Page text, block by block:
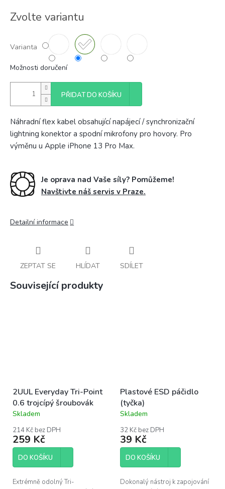
cena:
Zvolte variantu
Varianta
Možnosti doručení
PŘIDAT DO KOŠÍKU
Náhradní flex kabel obsahující napájecí / synchronizační
lightning konektor a spodní mikrofony pro hovory. Pro
výměnu u Apple iPhone 13 Pro Max.
Je oprava nad Vaše síly? Pomůžeme!
Navštivte náš servis v Praze.
Detailní informace
ZEPTAT SE HLÍDAT SDÍLET
Související produkty
2UUL Everyday Tri-Point
0.6 trojcípý šroubovák
Průměrné
produktu
je
5,0
hvězdiček.
Skladem
214 Kč bez DPH
259 Kč
DO KOŠÍKU
Extrémně odolný Tri-
Plastové ESD páčidlo
(tyčka)
Průměrné
produktu
je
5,0
hvězdiček.
Skladem
32 Kč bez DPH
39 Kč
DO KOŠÍKU
Dokonalý nástroj k zapojování